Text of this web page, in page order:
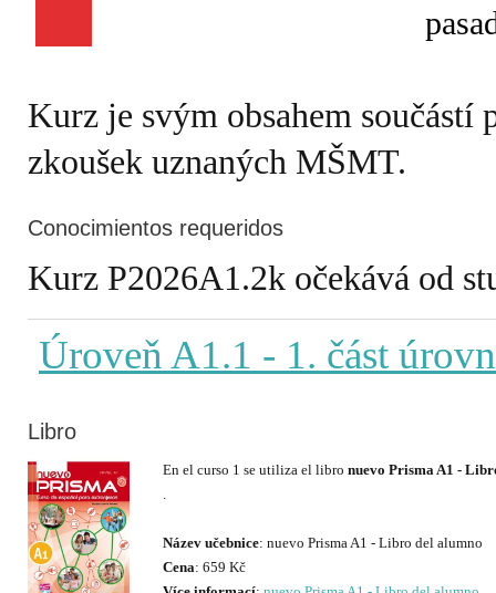
Kurz je svým obsahem
zkoušek uznaných MŠMT.
Conocimientos requeridos
Kurz P2026A1.2k očekává od
Úroveň A1.1 - 1. část
Libro
En el curso 1 se utiliza el libro nuevo Prisma A1 -
Název učebnice
Cena